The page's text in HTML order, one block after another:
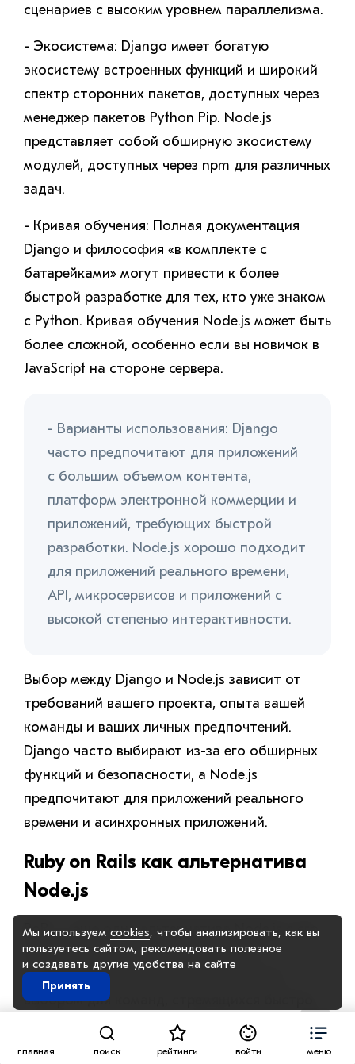
главная поиск рейтинги войти меню
сценариев с высоким уровнем параллелизма.
- Экосистема: Django имеет богатую
экосистему встроенных функций и широкий
спектр сторонних пакетов, доступных через
менеджер пакетов Python Pip. Node.js
представляет собой обширную экосистему
модулей, доступных через npm для различных
задач.
- Кривая обучения: Полная документация
Django и философия «в комплекте с
батарейками» могут привести к более
быстрой разработке для тех, кто уже знаком
с Python. Кривая обучения Node.js может быть
более сложной, особенно если вы новичок в
JavaScript на стороне сервера.
- Варианты использования: Django
часто предпочитают для приложений
с большим объемом контента,
платформ электронной коммерции и
приложений, требующих быстрой
разработки. Node.js хорошо подходит
для приложений реального времени,
API, микросервисов и приложений с
высокой степенью интерактивности.
Выбор между Django и Node.js зависит от
требований вашего проекта, опыта вашей
команды и ваших личных предпочтений.
Django часто выбирают из-за его обширных
функций и безопасности, а Node.js
предпочитают для приложений реального
времени и асинхронных приложений.
Ruby on Rails как альтернатива
Node.js
RoR — еще одна альтернатива Node.js с его
соглашением о настройке. Эта веб-
инфраструктура становится отличным
выбором для команд, стремящихся быстро
создавать прототипы и разрабатывать
приложения, используя при этом четко
Перейти
вверх
Мы используем cookies, чтобы анализировать, как вы
пользуетесь сайтом, рекомендовать полезное
и создавать другие удобства на сайте
Принять